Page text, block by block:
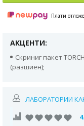
Плати
АКЦЕНТИ:
Скриниг пакет TORCH
(разшиен);
ЛАБОРАТОРИИ